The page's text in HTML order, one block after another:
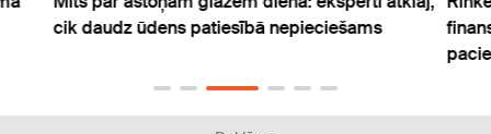
cik daudz ūdens patiesībā nepieciešams